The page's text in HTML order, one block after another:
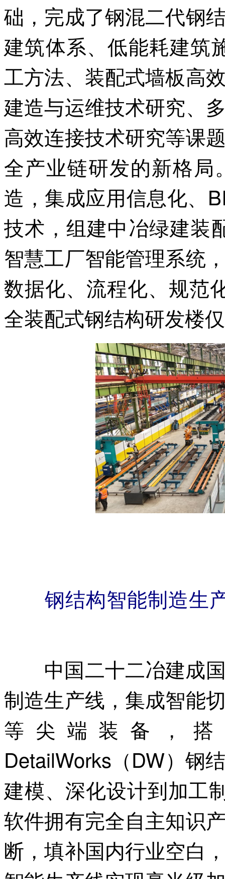
础，完成了钢混二代钢
建筑体系、低能耗建筑
工方法、装配式墙板高
建造与运维技术研究、
高效连接技术研究等课
全产业链研发的新格
造，集成应用信息化、
技术，组建中冶绿建装
智慧工厂智能管理系统
数据化、流程化、规范
全装配式钢结构研发楼
钢结构智能制造生
中国二十二冶建成国
制造生产线，集成智能
等尖端装备，搭
DetailWorks（DW）钢
建模、深化设计到加工
软件拥有完全自主知识
断，填补国内行业空白